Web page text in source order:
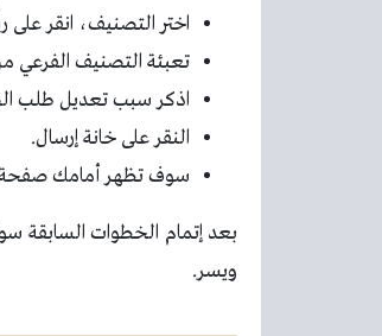
اختر التصنيف، انقر على
تعبئة التصنيف الفرعي من
اذكر سبب تعديل طلب
النقر على خانة إرسال.
سوف تظهر أمامك صفحة
بعد إتمام الخطوات
ويسر.